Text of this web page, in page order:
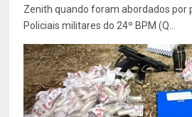
Zenith quando foram abordados por
Policiais militares do 24º BPM (Q...